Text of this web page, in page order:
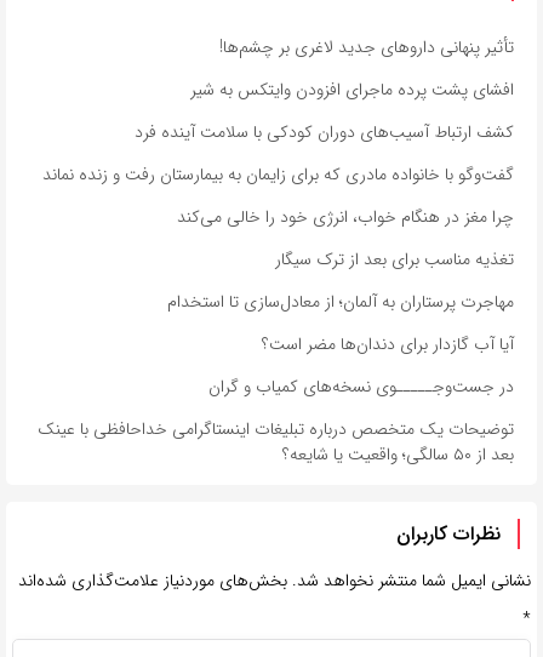
تأثیر پنهانی داروهای جدید لاغری بر چشم‌ها!
افشای پشت پرده ماجرای افزودن وایتکس به شیر
کشف ارتباط آسیب‌های دوران کودکی با سلامت آینده فرد
گفت‌وگو با خانواده مادری که برای زایمان به بیمارستان رفت و زنده نماند
چرا مغز در هنگام خواب، انرژی خود را خالی می‌کند
تغذیه مناسب برای بعد از ترک سیگار
مهاجرت پرستاران به آلمان؛ از معادل‌سازی تا استخدام
آیا آب گازدار برای دندان‌ها مضر است؟
در جست‌وجـــــوی نسخه‌های کمیاب و گران
توضیحات یک متخصص درباره تبلیغات اینستاگرامی خداحافظی با عینک
بعد از ۵۰ سالگی؛ واقعیت یا شایعه؟
نظرات کاربران
نشانی ایمیل شما منتشر نخواهد شد. بخش‌های موردنیاز علامت‌گذاری شده‌اند
*